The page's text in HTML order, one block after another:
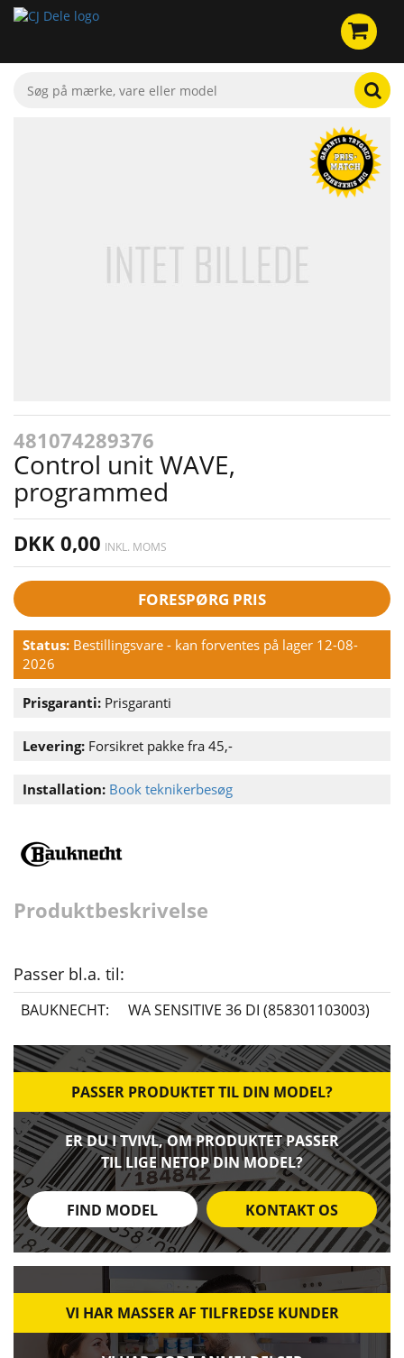
481074289376
Control unit WAVE,
programmed
DKK 0,00 INKL. MOMS
FORESPØRG PRIS
Status: Bestillingsvare - kan forventes på lager 12-08-
2026
Prisgaranti: Prisgaranti
Levering: Forsikret pakke fra 45,-
Installation: Book teknikerbesøg
Produktbeskrivelse
Passer bl.a. til:
BAUKNECHT: WA SENSITIVE 36 DI (858301103003)
PASSER PRODUKTET TIL DIN MODEL?
ER DU I TVIVL, OM PRODUKTET PASSER
TIL LIGE NETOP DIN MODEL?
FIND MODEL KONTAKT OS
VI HAR MASSER AF TILFREDSE KUNDER